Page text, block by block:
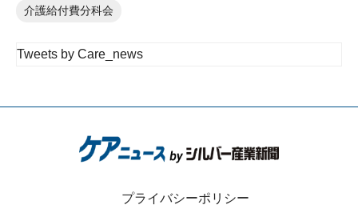
介護給付費分科会
Tweets by Care_news
プライバシーポリシー